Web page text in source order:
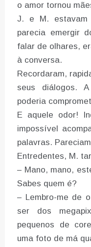
o amor tornou
J. e M. estavam
parecia emergir
falar de olhares,
à conversa.
Recordaram,
seus diálogos.
poderia
E aquele odor!
impossível
palavras.
Entredentes, M.
– Mano, mano,
Sabes quem é?
– Lembro-me de
ser dos
pequenos de
uma foto de má